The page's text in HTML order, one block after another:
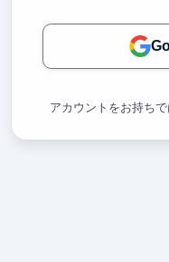
アカウントをお持ち